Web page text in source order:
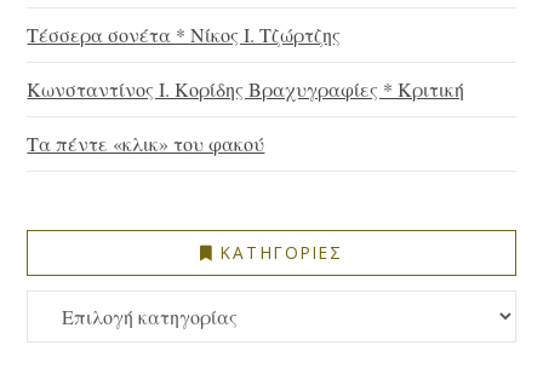
Τέσσερα σονέτα * Νίκος Ι. Τζώρτζης
Κωνσταντίνος Ι. Κορίδης Βραχυγραφίες * Κριτική
Τα πέντε «κλικ» του φακού
ΚΑΤΗΓΟΡΙΕΣ
ΚΑΤΗΓΟΡΙΕΣ